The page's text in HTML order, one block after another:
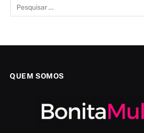
QUEM SOMOS